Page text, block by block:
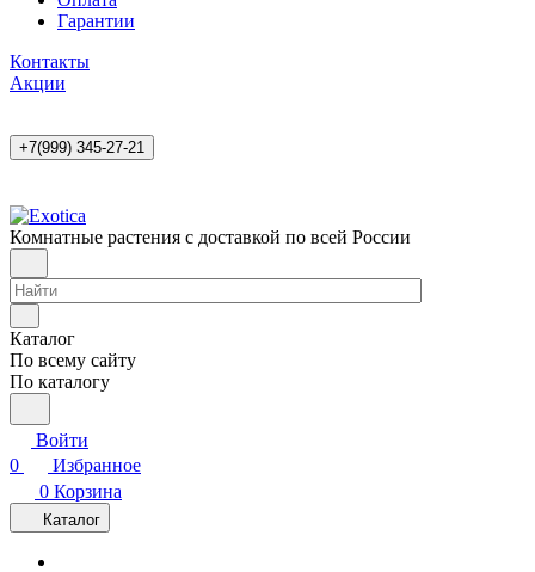
Гарантии
Контакты
Акции
+7(999) 345-27-21
Комнатные растения с доставкой по всей России
Каталог
По всему сайту
По каталогу
Войти
0
Избранное
0 Корзина
Каталог